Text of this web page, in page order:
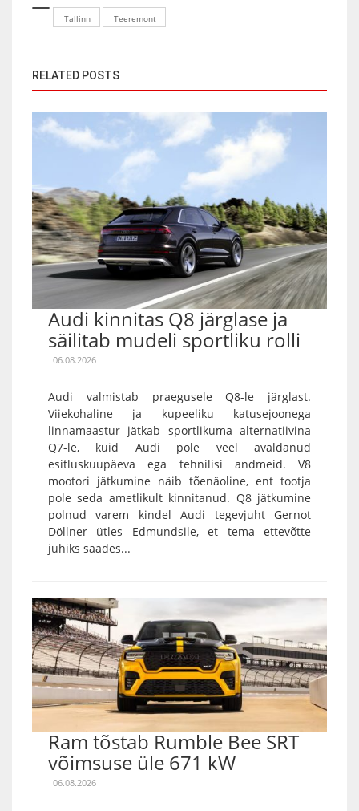
Tallinn Teeremont
RELATED POSTS
Audi kinnitas Q8 järglase ja
säilitab mudeli sportliku rolli
06.08.2026
Audi valmistab praegusele Q8-le järglast.
Viiekohaline ja kupeeliku katusejoonega
linnamaastur jätkab sportlikuma alternatiivina
Q7-le, kuid Audi pole veel avaldanud
esitluskuupäeva ega tehnilisi andmeid. V8
mootori jätkumine näib tõenäoline, ent tootja
pole seda ametlikult kinnitanud. Q8 jätkumine
polnud varem kindel Audi tegevjuht Gernot
Döllner ütles Edmundsile, et tema ettevõtte
juhiks saades...
Ram tõstab Rumble Bee SRT
võimsuse üle 671 kW
06.08.2026